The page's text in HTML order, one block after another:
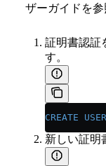
ザーガイドを参
証明書認証
す。
CREATE USER
新しい証明